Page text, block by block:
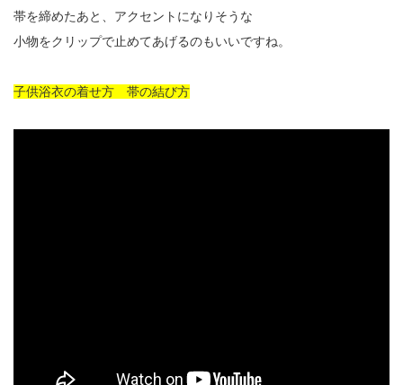
帯を締めたあと、アクセントになりそうな
小物をクリップで止めてあげるのもいいですね。
子供浴衣の着せ方 帯の結び方